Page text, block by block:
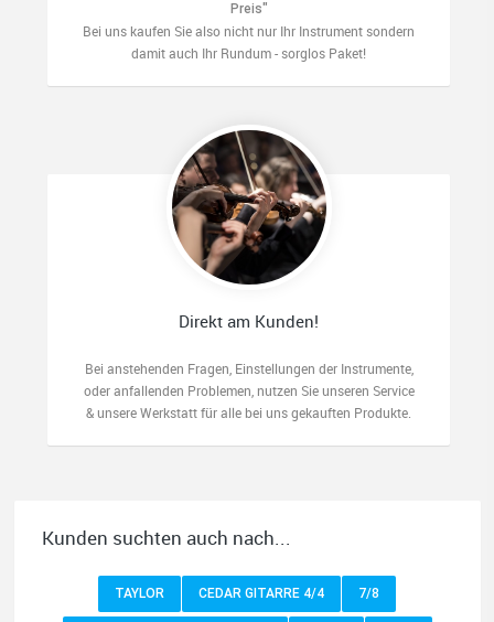
Preis"
Bei uns kaufen Sie also nicht nur Ihr Instrument sondern
damit auch Ihr Rundum - sorglos Paket!
Direkt am Kunden!
Bei anstehenden Fragen, Einstellungen der Instrumente,
oder anfallenden Problemen, nutzen Sie unseren Service
& unsere Werkstatt für alle bei uns gekauften Produkte.
Kunden suchten auch nach...
TAYLOR CEDAR GITARRE 4/4 7/8